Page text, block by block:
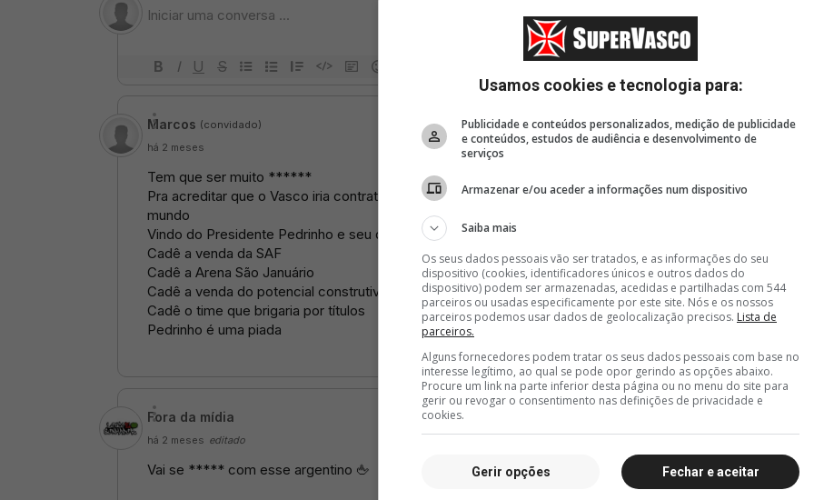
Usamos cookies e tecnologia para:
Publicidade e conteúdos personalizados, medição de publicidade
e conteúdos, estudos de audiência e desenvolvimento de
serviços
Armazenar e/ou aceder a informações num dispositivo
Saiba mais
Os seus dados pessoais vão ser tratados, e as informações do seu
dispositivo (cookies, identificadores únicos e outros dados do
dispositivo) podem ser armazenadas, acedidas e partilhadas com 544
parceiros ou usadas especificamente por este site. Nós e os nossos
parceiros podemos usar dados de geolocalização precisos. Lista de
parceiros.
Alguns fornecedores podem tratar os seus dados pessoais com base no
interesse legítimo, ao qual se pode opor gerindo as opções abaixo.
Procure um link na parte inferior desta página ou no menu do site para
gerir ou revogar o consentimento nas definições de privacidade e
cookies.
Fechar e aceitar
Gerir opções